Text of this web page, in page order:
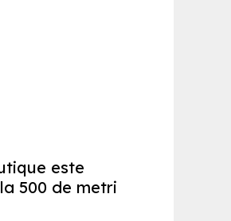
este
500 de metri